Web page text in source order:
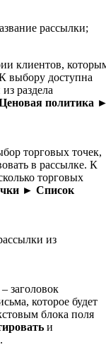
рассылки;
клиентов,
выбору доступна
раздела
политика
торговых точек,
в рассылке. К
торговых
► Список
из
– заголовок
которое будет
блока поля
и
.